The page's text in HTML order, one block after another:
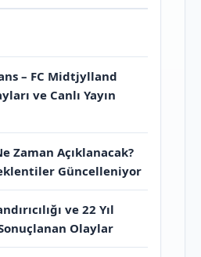
– FC Midtjylland
ve Canlı Yayın
Zaman Açıklanacak?
Güncelleniyor
ve 22 Yıl
Olaylar